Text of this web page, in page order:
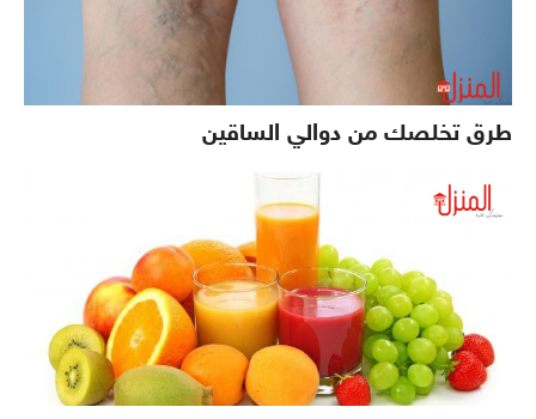
طرق تخلصك من دوالي الساقين